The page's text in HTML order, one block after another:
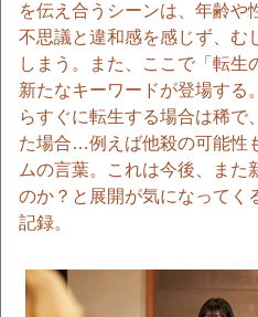
を伝え合うシーンは、年齢や
不思議と違和感を感じず、む
しまう。また、ここで「転生
新たなキーワードが登場する
らすぐに転生する場合は稀で
た場合…例えば他殺の可能性
ムの言葉。これは今後、また
のか？と展開が気になってく
記録。